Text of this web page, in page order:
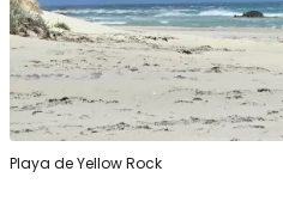
Playa de Yellow Rock